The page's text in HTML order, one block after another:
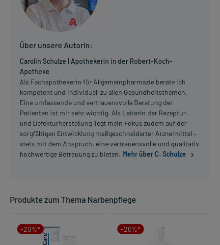
Über unsere Autorin:
Carolin Schulze | Apothekerin in der Robert-Koch-
Apotheke
Als Fachapothekerin für Allgemeinpharmazie berate ich
kompetent und individuell zu allen Gesundheitsthemen.
Eine umfassende und vertrauensvolle Beratung der
Patienten ist mir sehr wichtig. Als Leiterin der Rezeptur-
und Defekturherstellung liegt mein Fokus zudem auf der
sorgfältigen Entwicklung maßgeschneiderter Arzneimittel –
stets mit dem Anspruch, eine vertrauensvolle und qualitativ
hochwertige Betreuung zu bieten. Mehr über C. Schulze
Produkte zum Thema Narbenpflege
-20%* -20%*